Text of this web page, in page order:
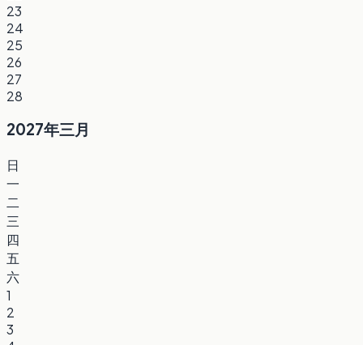
23
24
25
26
27
28
2027年三月
日
一
二
三
四
五
六
1
2
3